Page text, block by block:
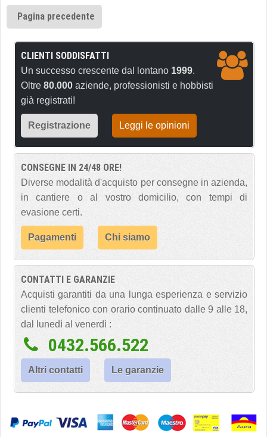
Pagina precedente
CLIENTI SODDISFATTI
Un successo crescente dal lontano 1999.
Oltre 80.000 aziende, professionisti e hobbisti
già registrati!
Registrazione Leggi le opinioni
CONSEGNE IN 24/48 ORE!
Diverse modalità d'acquisto per consegne in azienda,
in cantiere o al vostro domicilio, con tempi di
evasione certi.
Pagamenti Chi siamo
CONTATTI E GARANZIE
Acquisti garantiti da una lunga esperienza e servizio
clienti telefonico con orario continuato dalle 9 alle 18,
dal lunedì al venerdì :
0432.566.522
Altri contatti Le garanzie